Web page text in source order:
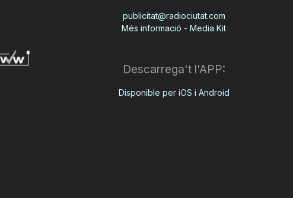
publicitat@radiociutat.com
Més informació - Media Kit
Descarrega't l'APP:
Disponible per iOS i Android